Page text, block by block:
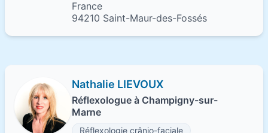
France
94210 Saint-Maur-des-Fossés
Nathalie LIEVOUX
Réflexologue à Champigny-sur-
Marne
Réflexologie crânio-faciale